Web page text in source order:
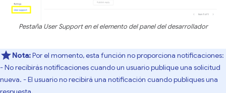
Pestaña User Support en el elemento del panel del desarrollador
Nota:Por el momento, esta función no proporciona notificaciones:
- No recibirás notificaciones cuando un usuario publique una solicitud
nueva. - El usuario no recibirá una notificación cuando publiques una